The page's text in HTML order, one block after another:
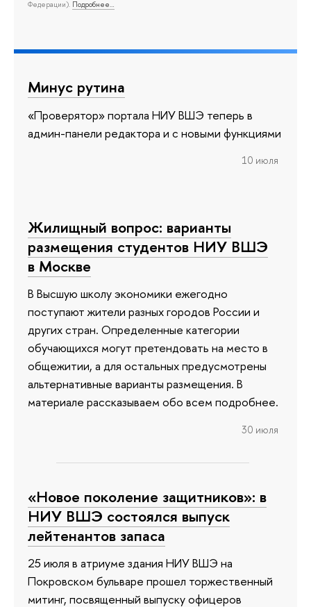
Федерации). Подробнее…
Минус рутина
«Проверятор» портала НИУ ВШЭ теперь в
админ-панели редактора и с новыми функциями
10 июля
Жилищный вопрос: варианты
размещения студентов НИУ ВШЭ
в Москве
В Высшую школу экономики ежегодно
поступают жители разных городов России и
других стран. Определенные категории
обучающихся могут претендовать на место в
общежитии, а для остальных предусмотрены
альтернативные варианты размещения. В
материале рассказываем обо всем подробнее.
30 июля
«Новое поколение защитников»: в
НИУ ВШЭ состоялся выпуск
лейтенантов запаса
25 июля в атриуме здания НИУ ВШЭ на
Покровском бульваре прошел торжественный
митинг, посвященный выпуску офицеров